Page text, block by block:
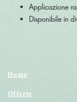
Applicazione
Disponibile in
Home
Offerte